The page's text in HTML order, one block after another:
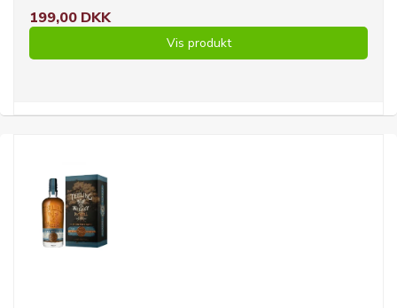
199,00 DKK
Vis produkt